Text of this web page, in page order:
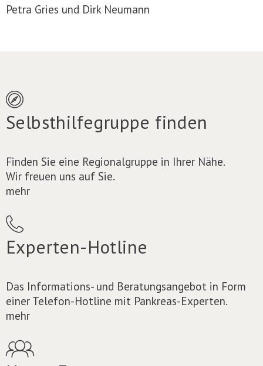
Petra Gries und Dirk Neumann
Selbsthilfegruppe finden
Finden Sie eine Regionalgruppe in Ihrer Nähe.
Wir freuen uns auf Sie.
mehr
Experten-Hotline
Das Informations- und Beratungsangebot in Form
einer Telefon-Hotline mit Pankreas-Experten.
mehr